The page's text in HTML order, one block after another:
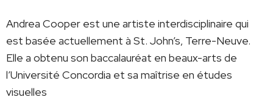
Andrea Cooper est une artiste interdisciplinaire qui
est basée actuellement à St. John’s, Terre-Neuve.
Elle a obtenu son baccalauréat en beaux-arts de
l’Université Concordia et sa maîtrise en études
visuelles